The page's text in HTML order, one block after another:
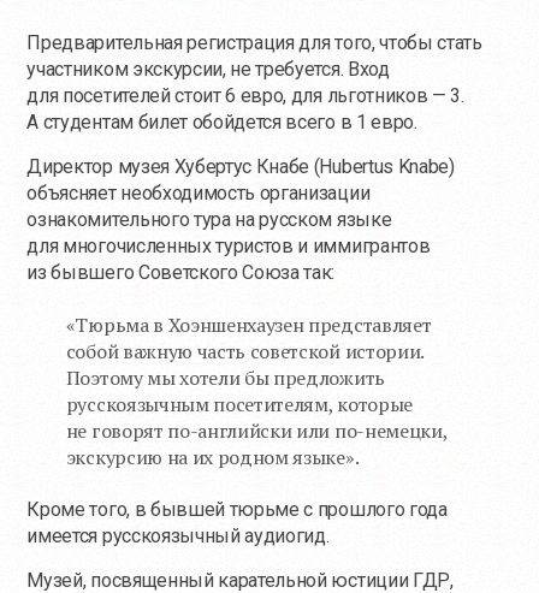
Предварительная регистрация для того, чтобы стать
участником экскурсии, не требуется. Вход
для посетителей стоит 6 евро, для льготников — 3.
А студентам билет обойдется всего в 1 евро.
Директор музея Хубертус Кнабе (Hubertus Knabe)
объясняет необходимость организации
ознакомительного тура на русском языке
для многочисленных туристов и иммигрантов
из бывшего Советского Союза так:
«Тюрьма в Хоэншенхаузен представляет
собой важную часть советской истории.
Поэтому мы хотели бы предложить
русскоязычным посетителям, которые
не говорят по-английскиили по-немецки,
экскурсию на их родном языке».
Кроме того, в бывшей тюрьме с прошлого года
имеется русскоязычный аудиогид.
Музей, посвященный карательной юстиции ГДР,